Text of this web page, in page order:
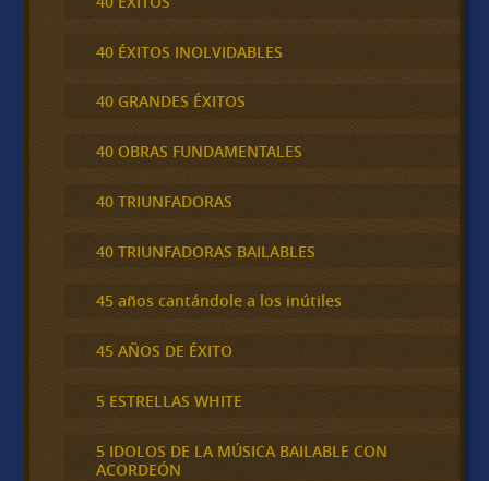
40 ÉXITOS INOLVIDABLES
40 GRANDES ÉXITOS
40 OBRAS FUNDAMENTALES
40 TRIUNFADORAS
40 TRIUNFADORAS BAILABLES
45 años cantándole a los inútiles
45 AÑOS DE ÉXITO
5 ESTRELLAS WHITE
5 IDOLOS DE LA MÚSICA BAILABLE CON
ACORDEÓN